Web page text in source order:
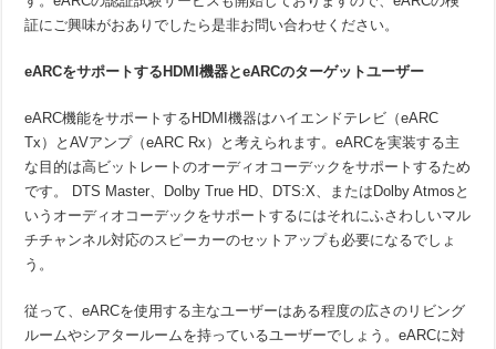
証にご興味がおありでしたら是非お問い合わせください。
eARCをサポートするHDMI機器とeARCのターゲットユーザー
eARC機能をサポートするHDMI機器はハイエンドテレビ（eARC
Tx）とAVアンプ（eARC Rx）と考えられます。eARCを実装する主
な目的は高ビットレートのオーディオコーデックをサポートするため
です。 DTS Master、Dolby True HD、DTS:X、またはDolby Atmosと
いうオーディオコーデックをサポートするにはそれにふさわしいマル
チチャンネル対応のスピーカーのセットアップも必要になるでしょ
う。
従って、eARCを使用する主なユーザーはある程度の広さのリビング
ルームやシアタールームを持っているユーザーでしょう。eARCに対